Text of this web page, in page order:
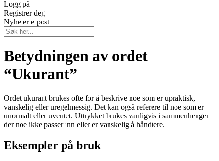
Logg på
Registrer deg
Nyheter e-post
Betydningen av ordet
“Ukurant”
Ordet ukurant brukes ofte for å beskrive noe som er upraktisk,
vanskelig eller uregelmessig. Det kan også referere til noe som er
unormalt eller uventet. Uttrykket brukes vanligvis i sammenhenger
der noe ikke passer inn eller er vanskelig å håndtere.
Eksempler på bruk